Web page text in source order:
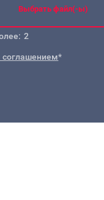
Выбрать файл(-ы)
2
соглашением*